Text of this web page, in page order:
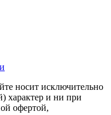
носит исключительно
характер и ни при
офертой,